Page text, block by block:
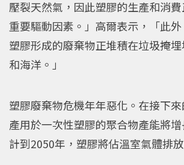
壓裂天然氣，因此塑膠的生產和消
重要驅動因素。」高爾表示，「此
塑膠形成的廢棄物正堆積在垃圾掩
和海洋。」
塑膠廢棄物危機年年惡化。在接下
產用於一次性塑膠的聚合物產能將
計到2050年，塑膠將佔溫室氣體排